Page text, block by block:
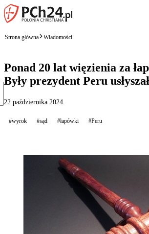
Strona główna Wiadomości
Ponad 20 lat więzienia za
Były prezydent Peru
22 października 2024
#wyrok #sąd #łapówki #Peru